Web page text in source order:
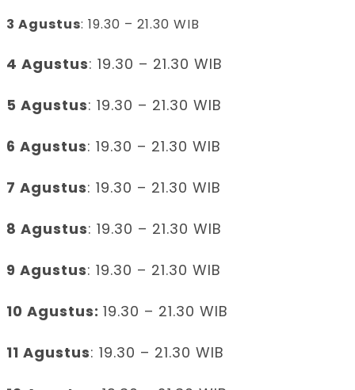
3 Agustus: 19.30 – 21.30 WIB
4 Agustus: 19.30 – 21.30 WIB
5 Agustus: 19.30 – 21.30 WIB
6 Agustus: 19.30 – 21.30 WIB
7 Agustus: 19.30 – 21.30 WIB
8 Agustus: 19.30 – 21.30 WIB
9 Agustus: 19.30 – 21.30 WIB
10 Agustus: 19.30 – 21.30 WIB
11 Agustus: 19.30 – 21.30 WIB